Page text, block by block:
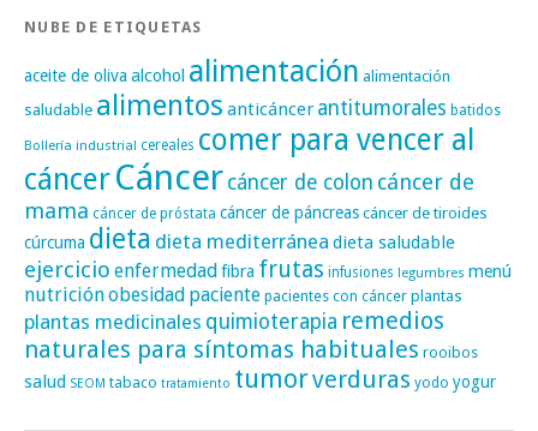
NUBE DE ETIQUETAS
aceite de oliva alcohol alimentación alimentación
saludable alimentos anticáncer antitumorales batidos
Bollería industrial cereales comer para vencer al
cáncerCáncer cáncer de colon cáncer de
mama cáncer de próstata cáncer de páncreascáncer de tiroides
cúrcuma dieta dieta mediterránea dieta saludable
ejercicio enfermedadfibra frutas infusiones legumbres menú
nutriciónobesidad paciente pacientes con cáncer plantas
plantas medicinales quimioterapia remedios
naturales para síntomas habituales rooibos
salud SEOM tabaco tratamiento tumorverduras yodo yogur